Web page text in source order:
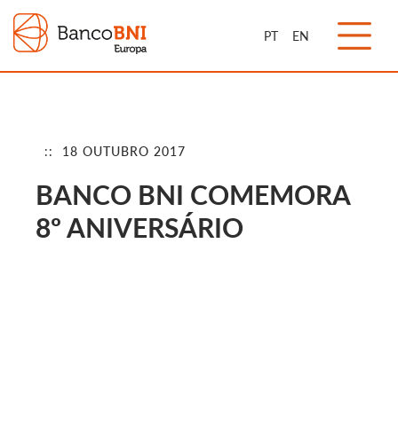
PT EN
:: 18 OUTUBRO 2017
BANCO BNI COMEMORA
8º ANIVERSÁRIO